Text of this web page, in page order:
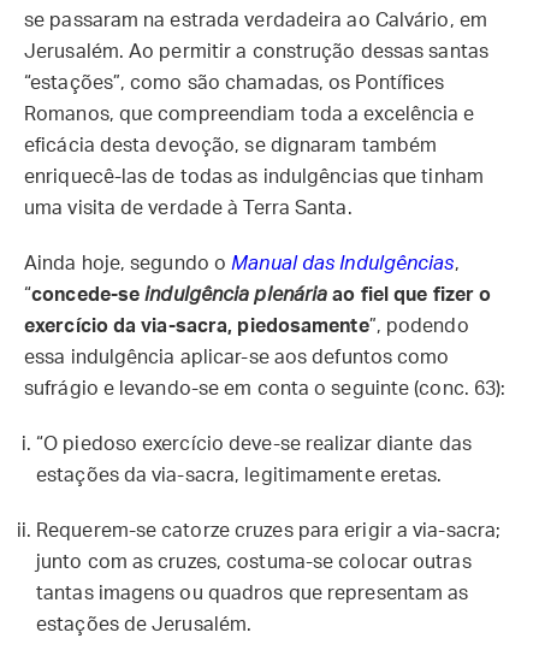
se passaram na estrada verdadeira ao Calvário, em
Jerusalém. Ao permitir a construção dessas santas
“estações”, como são chamadas, os Pontífices
Romanos, que compreendiam toda a excelência e
eficácia desta devoção, se dignaram também
enriquecê-las de todas as indulgências que tinham
uma visita de verdade à Terra Santa.
Ainda hoje, segundo o Manual das Indulgências,
“concede-seindulgência plenária ao fiel que fizer o
exercício da via-sacra, piedosamente”, podendo
essa indulgência aplicar-se aos defuntos como
sufrágio e levando-se em conta o seguinte (conc. 63):
“O piedoso exercício deve-se realizar diante das
estações da via-sacra, legitimamente eretas.
Requerem-se catorze cruzes para erigir a via-sacra;
junto com as cruzes, costuma-se colocar outras
tantas imagens ou quadros que representam as
estações de Jerusalém.